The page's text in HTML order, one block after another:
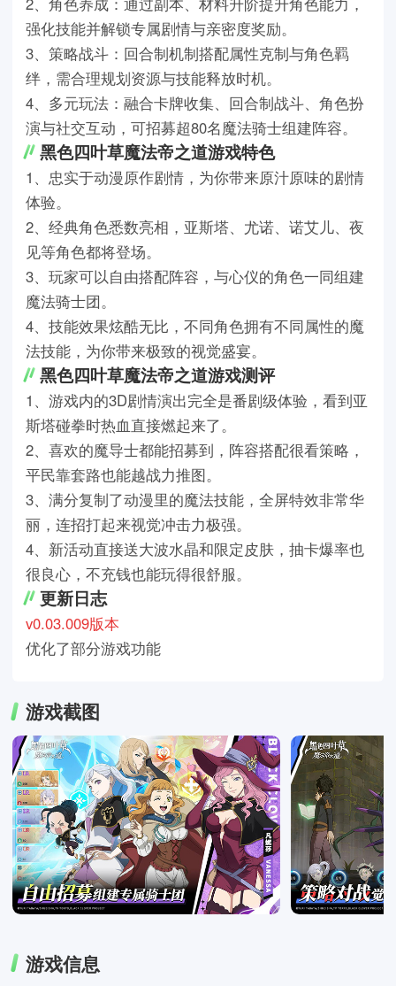
强化技能并解锁专属剧情与亲密度奖励。
3、策略战斗：回合制机制搭配属性克制与角色羁
绊，需合理规划资源与技能释放时机。
4、多元玩法：融合卡牌收集、回合制战斗、角色扮
演与社交互动，可招募超80名魔法骑士组建阵容。
黑色四叶草魔法帝之道游戏特色
1、忠实于动漫原作剧情，为你带来原汁原味的剧情
体验。
2、经典角色悉数亮相，亚斯塔、尤诺、诺艾儿、夜
见等角色都将登场。
3、玩家可以自由搭配阵容，与心仪的角色一同组建
魔法骑士团。
4、技能效果炫酷无比，不同角色拥有不同属性的魔
法技能，为你带来极致的视觉盛宴。
黑色四叶草魔法帝之道游戏测评
1、游戏内的3D剧情演出完全是番剧级体验，看到亚
斯塔碰拳时热血直接燃起来了。
2、喜欢的魔导士都能招募到，阵容搭配很看策略，
平民靠套路也能越战力推图。
3、满分复制了动漫里的魔法技能，全屏特效非常华
丽，连招打起来视觉冲击力极强。
4、新活动直接送大波水晶和限定皮肤，抽卡爆率也
很良心，不充钱也能玩得很舒服。
更新日志
v0.03.009版本
优化了部分游戏功能
游戏截图
游戏信息